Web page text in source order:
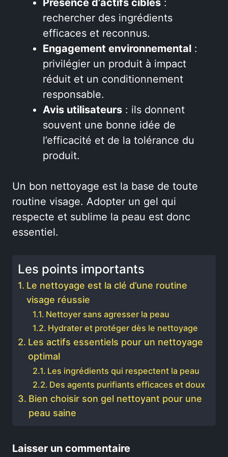
Présence d’actifs ciblés :
rechercher des ingrédients
efficaces et reconnus.
Engagement environnemental :
privilégier un produit à impact
réduit et un conditionnement
responsable.
Avis utilisateurs : ils donnent
souvent une bonne idée de
l’efficacité et de la tolérance du
produit.
Un bon nettoyage est la base de toute
routine visage. Adopter un gel qui
respecte et sublime la peau est donc
essentiel.
Les points importants
Le nettoyage est la clé d’une routine
visage réussie
Nettoyer sans agresser la peau
Hydrater et protéger dès le nettoyage
Les actifs essentiels pour un nettoyage
optimal
Les ingrédients qui respectent la peau
Des agents purifiants efficaces et doux
Bien choisir son gel nettoyant pour une
peau saine
Laisser un commentaire